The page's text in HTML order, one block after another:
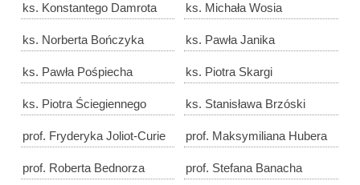
ks. Konstantego Damrota ks. Michała Wosia
ks. Norberta Bończyka ks. Pawła Janika
ks. Pawła Pośpiecha ks. Piotra Skargi
ks. Piotra Ściegiennego ks. Stanisława Brzóski
prof. Fryderyka Joliot-Curie prof. Maksymiliana Hubera
prof. Roberta Bednorza prof. Stefana Banacha